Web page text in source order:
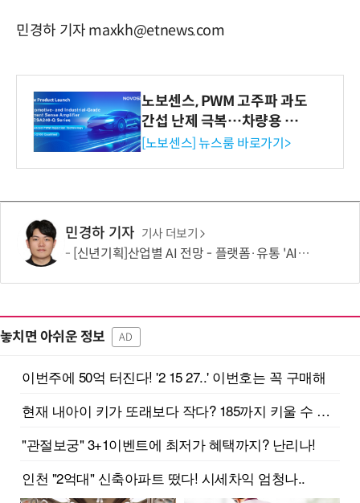
민경하 기자 maxkh@etnews.com
노보센스, PWM 고주파 과도
간섭 난제 극복…차량용 전
류 감지 증폭기
[노보센스] 뉴스룸 바로가기>
민경하 기자 기사 더보기
[신년기획]산업별 AI 전망 - 플랫폼·유통 'AI 에이전트 시대' 개막
놓치면 아쉬운 정보 AD